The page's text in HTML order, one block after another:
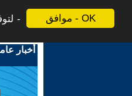
موافق - OK
أخبار